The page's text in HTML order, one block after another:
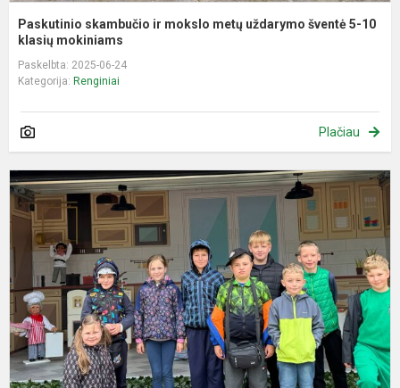
Paskutinio skambučio ir mokslo metų uždarymo šventė 5-10
klasių mokiniams
Paskelbta: 2025-06-24
Kategorija: Renginiai
Plačiau